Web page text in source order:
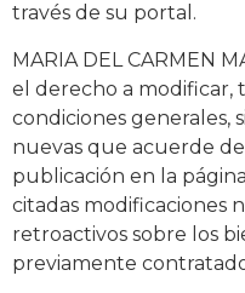
través de su portal.
MARIA DEL CARMEN
el derecho a modificar,
condiciones generales,
nuevas que acuerde
publicación en la
citadas modificaciones
retroactivos sobre los
previamente